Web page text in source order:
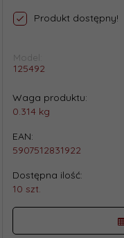
Produkt dostępny!
Model:
125492
Waga produktu:
0.314 kg
EAN:
5907512831922
Dostępna ilość:
10 szt.